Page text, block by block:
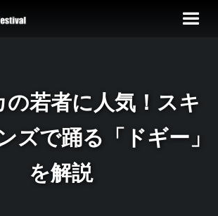
の若者に人気！スキ
ズで踊る「ドギー」
を解説